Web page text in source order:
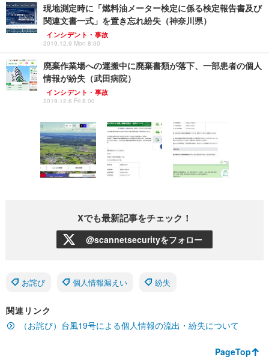
現地測定時に「燃料油メーター検定に係る検定報告書及び
関連文書一式」を置き忘れ紛失（神奈川県）
インシデント・事故
2019.12.9 Mon 8:00
廃棄作業場への運搬中に廃棄書類が落下、一部患者の個人
情報が紛失（武田病院）
インシデント・事故
2019.12.6 Fri 8:00
Xでも最新記事をチェック！
@scannetsecurityをフォロー
お詫び 個人情報漏えい 紛失
関連リンク
（お詫び）台風19号による個人情報の流出・紛失について
PageTop